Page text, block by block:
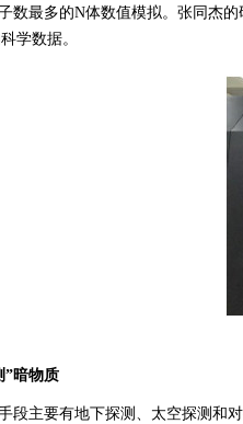
数最多的N体数值模拟。张同杰
学数据。
”暗物质
段主要有地下探测、太空探测和